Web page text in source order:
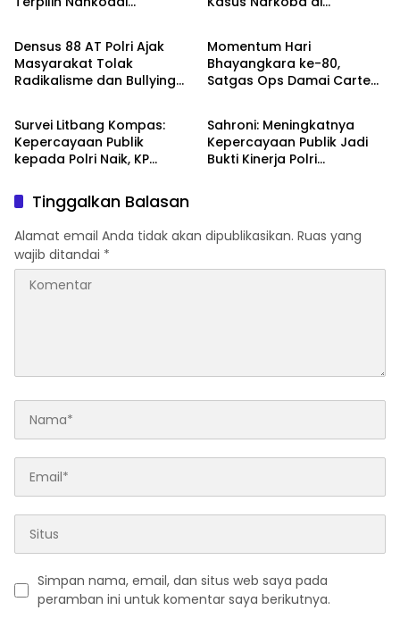
Biasa Anumerta
TNI - POLRI
Densus 88 AT Polri Ajak
Masyarakat Tolak
Radikalisme dan Bullying
TNI - POLRI
Momentum Hari
Bhayangkara ke-80,
Satgas Ops Damai Cartenz
Sosial
TNI - POLRI
Survei Litbang Kompas:
Kepercayaan Publik
kepada Polri Naik, KP
Reformasi Berjalan
DPR RI
Sahroni: Meningkatnya
Kepercayaan Publik Jadi
Bukti Kinerja Polri
Tinggalkan Balasan
Alamat email Anda tidak akan dipublikasikan. Ruas yang
wajib ditandai *
Simpan nama, email, dan situs web saya pada
peramban ini untuk komentar saya berikutnya.